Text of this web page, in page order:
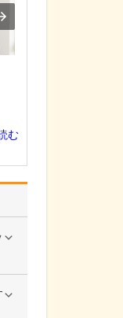
む